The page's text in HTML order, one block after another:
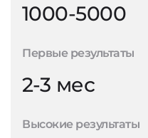
1000-5000
Первые результаты
2-3 мес
Высокие результаты